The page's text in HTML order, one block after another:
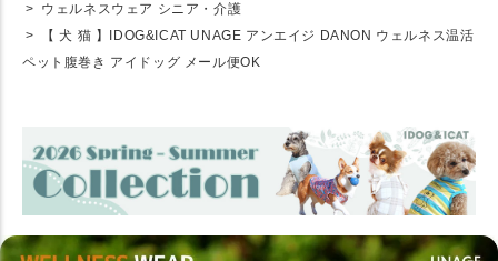
ウェルネスウェア シニア・介護
【 犬 猫 】IDOG&ICAT UNAGE アンエイジ DANON ウェルネス温活
ペット腹巻き アイドッグ メール便OK